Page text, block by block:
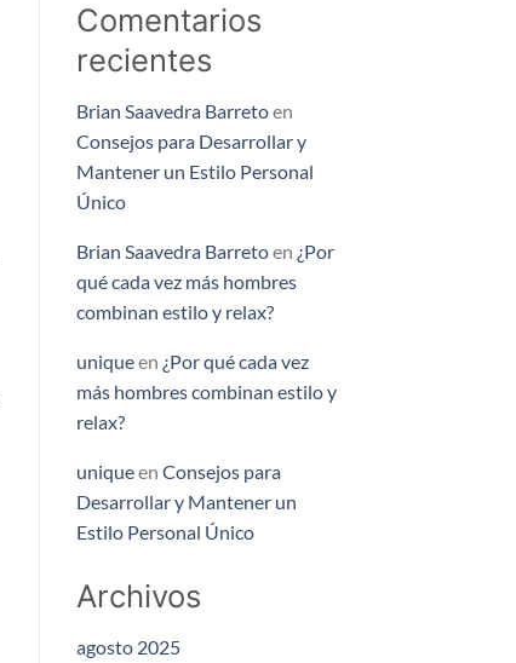
Comentarios
recientes
Brian Saavedra Barretoen
Consejos para Desarrollar y
Mantener un Estilo Personal
Único
Brian Saavedra Barretoen ¿Por
qué cada vez más hombres
combinan estilo y relax?
uniqueen ¿Por qué cada vez
más hombres combinan estilo y
relax?
uniqueen Consejos para
Desarrollar y Mantener un
Estilo Personal Único
Archivos
agosto 2025